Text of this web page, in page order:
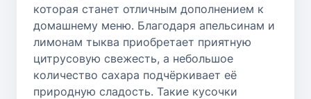
которая станет отличным дополнением к
домашнему меню. Благодаря апельсинам и
лимонам тыква приобретает приятную
цитрусовую свежесть, а небольшое
количество сахара подчёркивает её
природную сладость. Такие кусочки